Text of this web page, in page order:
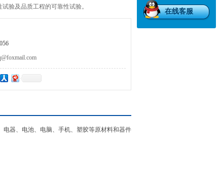
验及品质工程的可靠性试验。
器、电池、电脑、手机、塑胶等原材料和器件
在线客服